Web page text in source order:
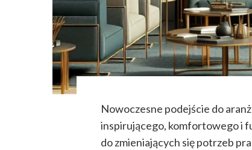
Nowoczesne podejście do
inspirującego, komfortowego i
do zmieniających się potrzeb